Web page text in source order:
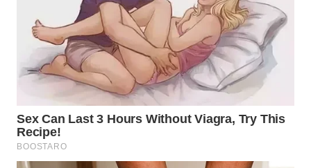
GORONTALO
WN
SULUT
MALUKU
WN
MALUT